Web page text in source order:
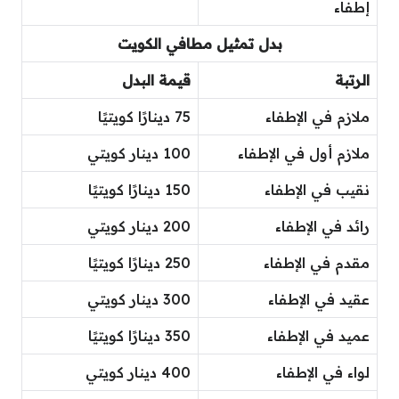
إطفاء
بدل تمثيل مطافي الكويت
الرتبة قيمة البدل
ملازم في الإطفاء 75 دينارًا كويتيًا
ملازم أول في الإطفاء 100 دينار كويتي
نقيب في الإطفاء 150 دينارًا كويتيًا
رائد في الإطفاء 200 دينار كويتي
مقدم في الإطفاء 250 دينارًا كويتيًا
عقيد في الإطفاء 300 دينار كويتي
عميد في الإطفاء 350 دينارًا كويتيًا
لواء في الإطفاء 400 دينار كويتي